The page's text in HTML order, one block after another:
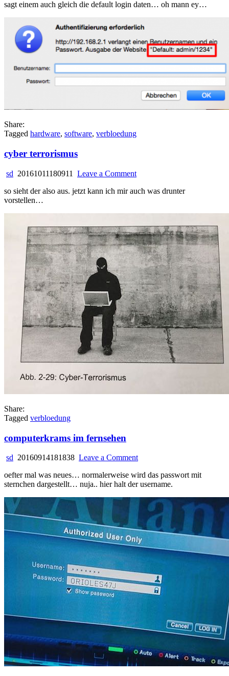
frei
sagt einem auch gleich die default login daten… oh mann ey…
Share:
Tagged hardware, software, verbloedung
cyber terrorismus
sd 20161011180911 Leave a Commenton
terrorismus
so sieht der also aus. jetzt kann ich mir auch was drunter
vorstellen…
Share:
Tagged verbloedung
computerkrams im fernsehen
sd 20160914181838 Leave a Commenton
im
fernsehen
oefter mal was neues… normalerweise wird das passwort mit
sternchen dargestellt… nuja.. hier halt der username.